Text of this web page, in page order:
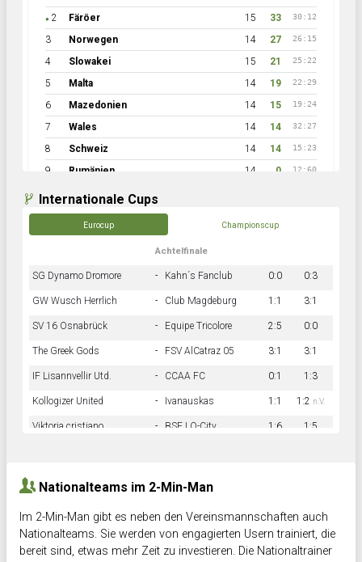
● 2 Färöer 15 33 30:12
3 Norwegen 14 27 26:15
4 Slowakei 15 21 25:22
5 Malta 14 19 22:29
6 Mazedonien 14 15 19:24
7 Wales 14 14 32:27
8 Schweiz 14 14 15:23
9 Rumänien 14 0 12:60
Internationale Cups
Eurocup Championscup
Achtelfinale
SG Dynamo Dromore - Kahn´s Fanclub 0:0 0:3
GW Wusch Herrlich - Club Magdeburg 1:1 3:1
SV 16 Osnabrück - Equipe Tricolore 2:5 0:0
The Greek Gods - FSV AlCatraz 05 3:1 3:1
IF Lisannvellir Utd. - CCAA FC 0:1 1:3
Kollogizer United - Ivanauskas 1:1 1:2 n.V.
Viktoria cristiano - BSF LO-City 1:6 1:5
Nationalteams im 2-Min-Man
Im 2-Min-Man gibt es neben den Vereinsmannschaften auch
Nationalteams. Sie werden von engagierten Usern trainiert, die
bereit sind, etwas mehr Zeit zu investieren. Die Nationaltrainer